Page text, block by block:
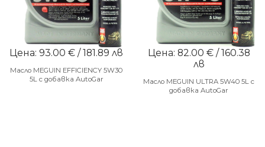
Цена: 93.00 € / 181.89 лв
Масло MEGUIN EFFICIENCY 5W30
5L с добавка AutoGar
Цена: 82.00 € / 160.38
лв
Масло MEGUIN ULTRA 5W40 5L с
добавка AutoGar